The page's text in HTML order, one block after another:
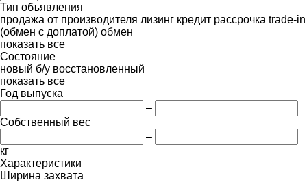
Тип объявления
продажа от производителя лизинг кредит рассрочка trade-in
(обмен с доплатой) обмен
показать все
Состояние
новый б/у восстановленный
показать все
Год выпуска
–
Собственный вес
–
кг
Характеристики
Ширина захвата